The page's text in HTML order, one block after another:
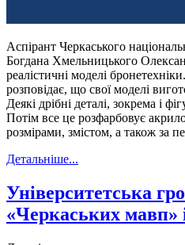
Аспірант Черкаського
Богдана Хмельницького
реалістичні моделі
розповідає, що свої моделі
Деякі дрібні деталі, зокрема і
Потім все це розфарбовує
розмірами, змістом, а також за
Детальніше...
Університетська
«Черкаських мавп»